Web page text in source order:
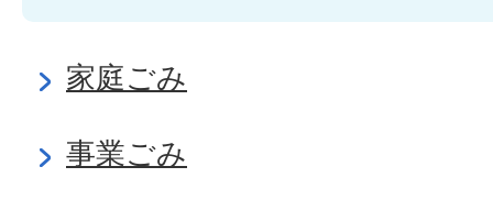
家庭ごみ
事業ごみ